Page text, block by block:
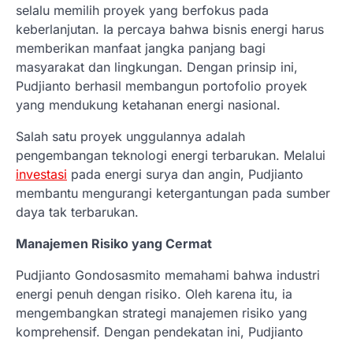
selalu memilih proyek yang berfokus pada
keberlanjutan. Ia percaya bahwa bisnis energi harus
memberikan manfaat jangka panjang bagi
masyarakat dan lingkungan. Dengan prinsip ini,
Pudjianto berhasil membangun portofolio proyek
yang mendukung ketahanan energi nasional.
Salah satu proyek unggulannya adalah
pengembangan teknologi energi terbarukan. Melalui
investasi pada energi surya dan angin, Pudjianto
membantu mengurangi ketergantungan pada sumber
daya tak terbarukan.
Manajemen Risiko yang Cermat
Pudjianto Gondosasmito memahami bahwa industri
energi penuh dengan risiko. Oleh karena itu, ia
mengembangkan strategi manajemen risiko yang
komprehensif. Dengan pendekatan ini, Pudjianto